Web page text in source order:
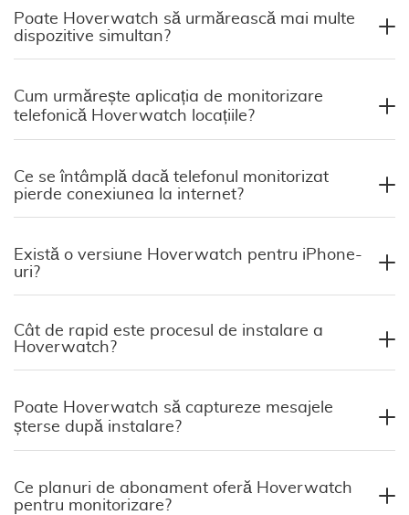
Poate Hoverwatch să urmărească mai multe
dispozitive simultan?
Cum urmărește aplicația de monitorizare
telefonică Hoverwatch locațiile?
Ce se întâmplă dacă telefonul monitorizat
pierde conexiunea la internet?
Există o versiune Hoverwatch pentru iPhone-
uri?
Cât de rapid este procesul de instalare a
Hoverwatch?
Poate Hoverwatch să captureze mesajele
șterse după instalare?
Ce planuri de abonament oferă Hoverwatch
pentru monitorizare?